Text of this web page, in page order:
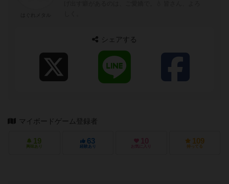
シェアする
マイボードゲーム登録者
19
興味あり
63
経験あり
10
お気に入り
109
持ってる